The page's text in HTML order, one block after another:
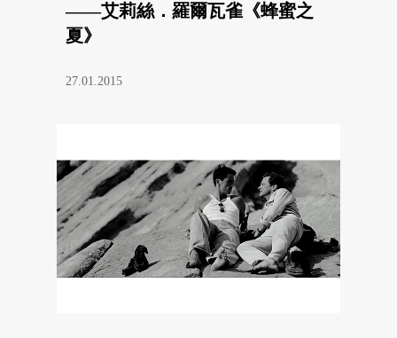
——艾莉絲．羅爾瓦雀《蜂蜜之
夏》
27.01.2015